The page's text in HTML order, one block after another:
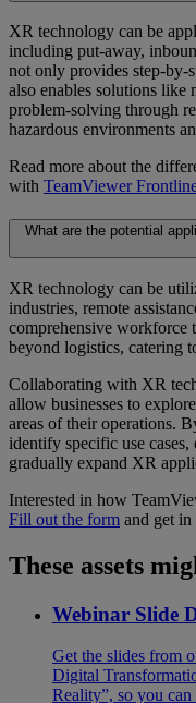
XR technology can be
including put-away,
not only provides step-by-
also enables solutions
problem-solving through
hazardous environments
Read more about the
with TeamViewer
What are the potential
XR technology can be
industries, remote
comprehensive workforce
beyond logistics, catering
Collaborating with XR
allow businesses to
areas of their operations.
identify specific use cases,
gradually expand XR
Interested in how
Fill out the form and get
These assets
Webinar Slide
Get the slides from
Digital
Reality”, so you